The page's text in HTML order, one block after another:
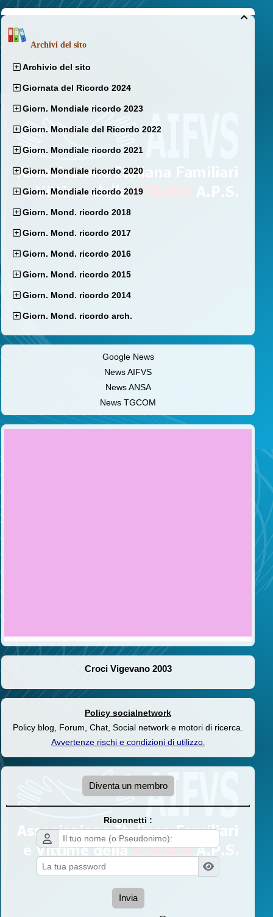

Archivi del sito
Archivio del sito
Giornata del Ricordo 2024
Giorn. Mondiale ricordo 2023
Giorn. Mondiale del Ricordo 2022
Giorn. Mondiale ricordo 2021
Giorn. Mondiale ricordo 2020
Giorn. Mondiale ricordo 2019
Giorn. Mond. ricordo 2018
Giorn. Mond. ricordo 2017
Giorn. Mond. ricordo 2016
Giorn. Mond. ricordo 2015
Giorn. Mond. ricordo 2014
Giorn. Mond. ricordo arch.
Google News
News AIFVS
News ANSA
News TGCOM
Croci Vigevano 2003
Policy socialnetwork
Policy blog, Forum, Chat, Social network e motori di ricerca.
Avvertenze rischi e condizioni di utilizzo.
Diventa un membro
Riconnetti :
Invia